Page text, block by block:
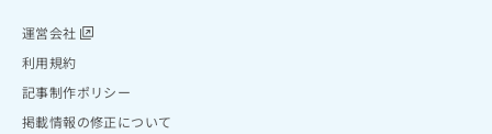
運営会社
利用規約
記事制作ポリシー
掲載情報の修正について